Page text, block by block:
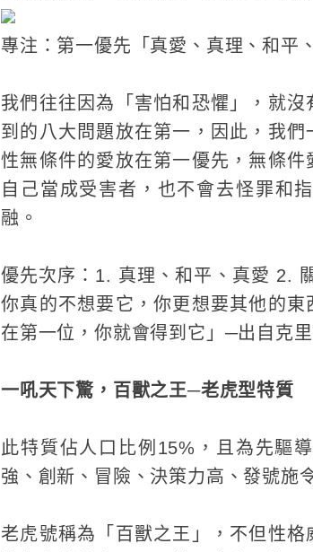
專注：第一優先「真愛、真理、和平
我們往往因為「害怕和恐懼」，就
到的八大問題放在第一，因此，我
性無條件的愛放在第一優先，無條
自己當成受害者，也不會去怪罪和
融。
優先次序：1. 真理、和平、真愛 2.
你真的不想要它，你更想要其他的
在第一位，你就會得到它」─出自克
一吼天下驚，百獸之王─老虎型特質
此特質佔人口比例15%，且為先驅
強、創新、冒險、決策力高、發號施
老虎號稱為「百獸之王」，不但性